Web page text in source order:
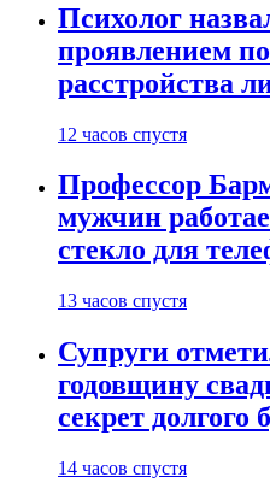
Психолог
проявлением
расстройства
12 часов спустя
Профессор
мужчин
стекло для
13 часов спустя
Супруги
годовщину
секрет долгого
14 часов спустя